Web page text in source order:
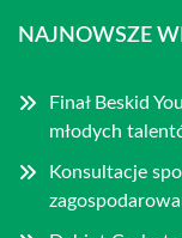
NAJNOWSZE
Finał Beskid
młodych
Konsultacje